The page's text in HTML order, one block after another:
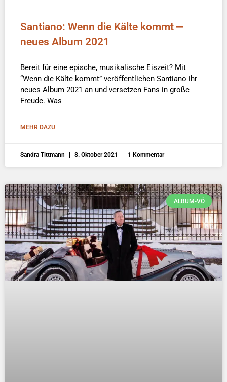
Santiano: Wenn die Kälte kommt ⎼
neues Album 2021
Bereit für eine epische, musikalische Eiszeit? Mit
“Wenn die Kälte kommt” veröffentlichen Santiano ihr
neues Album 2021 an und versetzen Fans in große
Freude. Was
MEHR DAZU
Sandra Tittmann 8. Oktober 2021 1 Kommentar
ALBUM-VÖ